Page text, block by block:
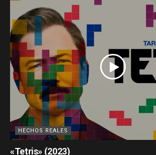
HECHOS REALES
«Tetris» (2023)